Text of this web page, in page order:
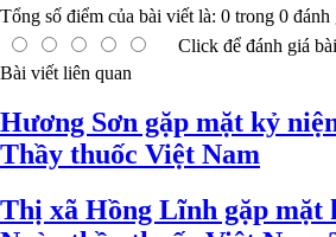
Tổng số điểm của bài viết là: 0 trong 0 đánh
Click để đánh giá
Bài viết liên quan
Hương Sơn gặp mặt kỷ
Thầy thuốc Việt Nam
Thị xã Hồng Lĩnh gặp mặt